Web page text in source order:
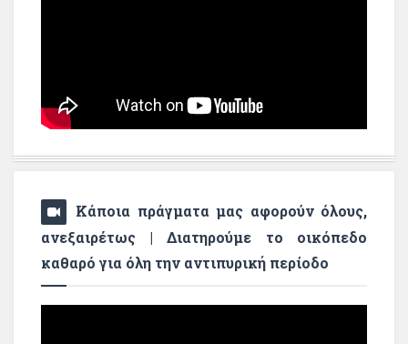
Κάποια πράγματα μας αφορούν όλους,
ανεξαιρέτως | Διατηρούμε το οικόπεδο
καθαρό για όλη την αντιπυρική περίοδο